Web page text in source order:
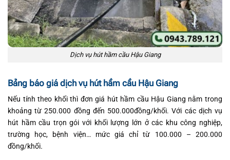
Dịch vụ hút hầm cầu Hậu Giang
Bảng báo giá dịch vụ hút hầm cầu Hậu Giang
Nếu tính theo khối thì đơn giá hút hầm cầu Hậu Giang nằm trong
khoảng từ 250.000 đồng đến 500.000đồng/khối. Với các dịch vụ
hút hầm cầu trọn gói với khối lượng lớn ở các khu công nghiệp,
trường học, bệnh viện… mức giá chỉ từ 100.000 – 200.000
đồng/khối.